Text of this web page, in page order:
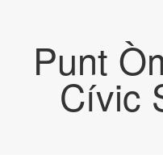
Punt
Cívic